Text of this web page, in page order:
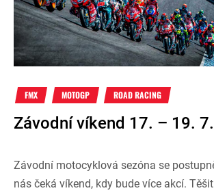
FMX MOTOGP ROAD RACING
Závodní víkend 17. – 19.
Závodní motocyklová sezóna se
nás čeká víkend, kdy bude více akcí.